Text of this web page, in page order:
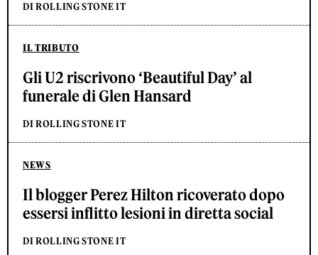
DI ROLLING STONE IT
IL TRIBUTO
Gli U2 riscrivono ‘Beautiful Day’ al
funerale di Glen Hansard
DI ROLLING STONE IT
NEWS
Il blogger Perez Hilton ricoverato dopo
essersi inflitto lesioni in diretta social
DI ROLLING STONE IT